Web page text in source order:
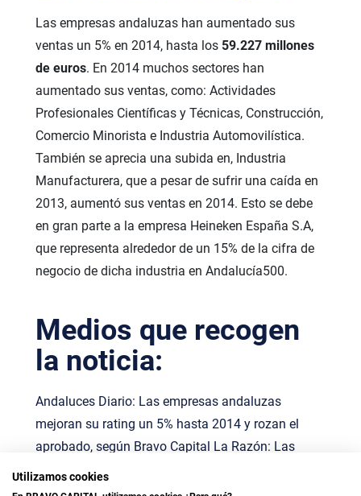
Las empresas andaluzas han aumentado sus
ventas un 5% en 2014, hasta los 59.227 millones
de euros. En 2014 muchos sectores han
aumentado sus ventas, como: Actividades
Profesionales Científicas y Técnicas, Construcción,
Comercio Minorista e Industria Automovilística.
También se aprecia una subida en, Industria
Manufacturera, que a pesar de sufrir una caída en
2013, aumentó sus ventas en 2014. Esto se debe
en gran parte a la empresa Heineken España S.A,
que representa alrededor de un 15% de la cifra de
negocio de dicha industria en Andalucía500.
Medios que recogen
la noticia:
Andaluces Diario: Las empresas andaluzas
mejoran su rating un 5% hasta 2014 y rozan el
aprobado, según Bravo Capital La Razón: Las
empresas andaluzas mejoran su calificación
crediticia un 5% hasta 2014
Utilizamos cookies